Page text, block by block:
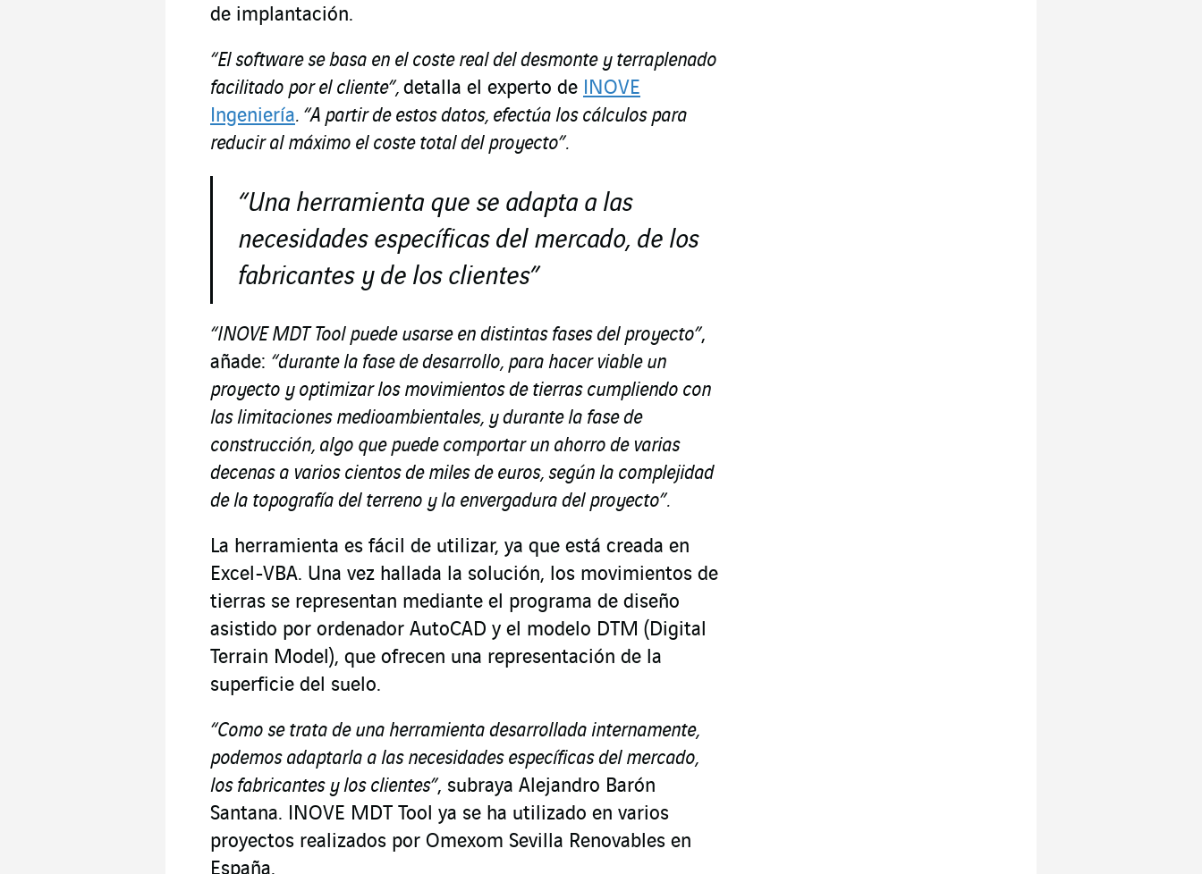
de implantación.
“Elsoftwarese basa en el coste real del desmonte y terraplenado
facilitado por el cliente”, detalla el experto de INOVE
Ingeniería. “A partir de estos datos, efectúa los cálculos para
reducir al máximo el coste total del proyecto”.
“Una herramienta que se adapta a las
necesidades específicas del mercado, de los
fabricantes y de los clientes”
“INOVE MDT Tool puede usarse en distintas fases del proyecto”,
añade: “durante la fase de desarrollo, para hacer viable un
proyecto y optimizar los movimientos de tierras cumpliendo con
las limitaciones medioambientales, y durante la fase de
construcción, algo que puede comportar un ahorro de varias
decenas a varios cientos de miles de euros, según la complejidad
de la topografía del terreno y la envergadura del proyecto”.
La herramienta es fácil de utilizar, ya que está creada en
Excel-VBA. Una vez hallada la solución, los movimientos de
tierras se representan mediante el programa de diseño
asistido por ordenador AutoCAD y el modelo DTM (Digital
Terrain Model), que ofrecen una representación de la
superficie del suelo.
“Como se trata de una herramienta desarrollada internamente,
podemos adaptarla a las necesidades específicas del mercado,
los fabricantes y los clientes”, subraya Alejandro Barón
Santana. INOVE MDT Tool ya se ha utilizado en varios
proyectos realizados por Omexom Sevilla Renovables en